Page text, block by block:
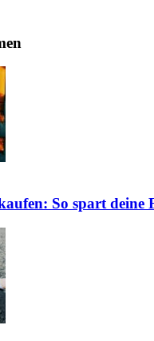
So spart deine